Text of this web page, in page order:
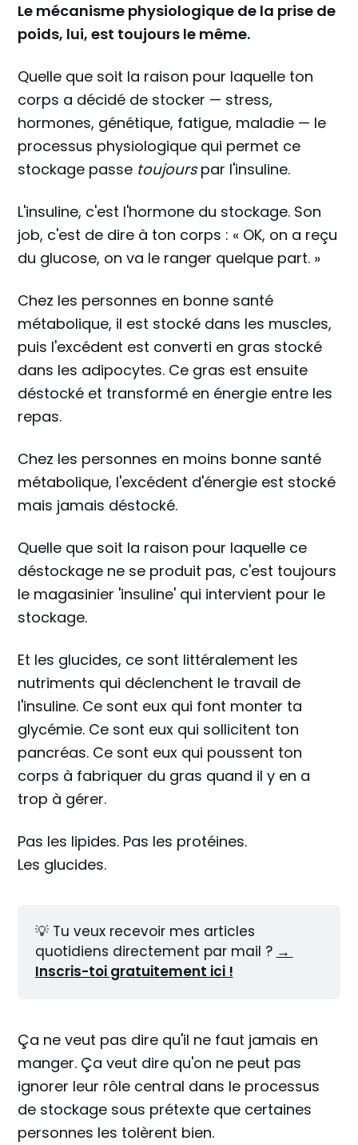
Le mécanisme physiologique de la prise de
poids, lui, est toujours le même.
Quelle que soit la raison pour laquelle ton
corps a décidé de stocker — stress,
hormones, génétique, fatigue, maladie — le
processus physiologique qui permet ce
stockage passe toujourspar l'insuline.
L'insuline, c'est l'hormone du stockage. Son
job, c'est de dire à ton corps : « OK, on a reçu
du glucose, on va le ranger quelque part. »
Chez les personnes en bonne santé
métabolique, il est stocké dans les muscles,
puis l'excédent est converti en gras stocké
dans les adipocytes. Ce gras est ensuite
déstocké et transformé en énergie entre les
repas.
Chez les personnes en moins bonne santé
métabolique, l'excédent d'énergie est stocké
mais jamais déstocké.
Quelle que soit la raison pour laquelle ce
déstockage ne se produit pas, c'est toujours
le magasinier 'insuline' qui intervient pour le
stockage.
Et les glucides, ce sont littéralement les
nutriments qui déclenchent le travail de
l'insuline. Ce sont eux qui font monter ta
glycémie. Ce sont eux qui sollicitent ton
pancréas. Ce sont eux qui poussent ton
corps à fabriquer du gras quand il y en a
trop à gérer.
Pas les lipides. Pas les protéines.
Les glucides.
💡 Tu veux recevoir mes articles
quotidiens directement par mail ? →
Inscris-toi gratuitement ici !
Ça ne veut pas dire qu'il ne faut jamais en
manger. Ça veut dire qu'on ne peut pas
ignorer leur rôle central dans le processus
de stockage sous prétexte que certaines
personnes les tolèrent bien.